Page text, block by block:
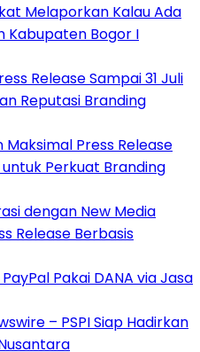
Melaporkan Kalau Ada
Kabupaten Bogor I
Release Sampai 31 Juli
Reputasi Branding
Press Release
untuk Perkuat Branding
dengan New Media
Release Berbasis
Pakai DANA via Jasa
– PSPI Siap Hadirkan